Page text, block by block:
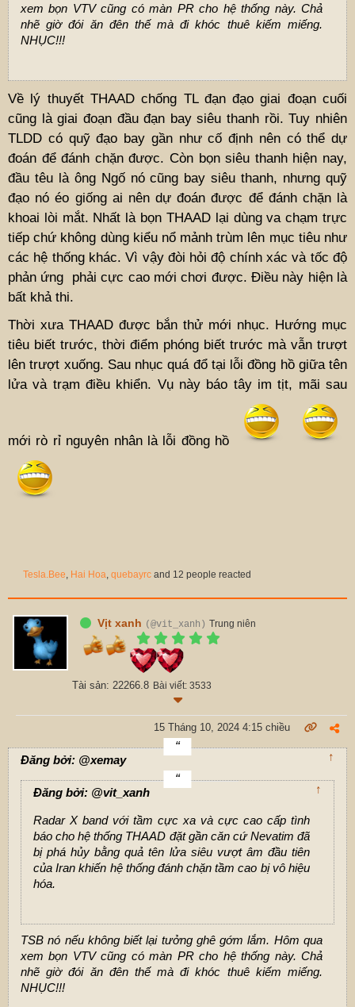
xem bọn VTV cũng có màn PR cho hệ thống này. Chả
nhẽ giờ đói ăn đên thế mà đi khóc thuê kiếm miếng.
NHỤC!!!
Về lý thuyết THAAD chống TL đạn đạo giai đoạn cuối
cũng là giai đoạn đầu đạn bay siêu thanh rồi. Tuy nhiên
TLDD có quỹ đạo bay gần như cố định nên có thể dự
đoán để đánh chặn được. Còn bọn siêu thanh hiện nay,
đầu têu là ông Ngố nó cũng bay siêu thanh, nhưng quỹ
đạo nó éo giống ai nên dự đoán được để đánh chặn là
khoai lòi mắt. Nhất là bọn THAAD lại dùng va chạm trực
tiếp chứ không dùng kiểu nổ mảnh trùm lên mục tiêu như
các hệ thống khác. Vì vậy đòi hỏi độ chính xác và tốc độ
phản ứng phải cực cao mới chơi được. Điều này hiện là
bất khả thi.
Thời xưa THAAD được bắn thử mới nhục. Hướng mục
tiêu biết trước, thời điểm phóng biết trước mà vẫn trượt
lên trượt xuống. Sau nhục quá đổ tại lỗi đồng hồ giữa tên
lửa và trạm điều khiển. Vụ này báo tây im tịt, mãi sau
mới rò rỉ nguyên nhân là lỗi đồng hồ
Tesla.Bee, Hai Hoa, quebayrc and 12 people reacted
Vịt xanh (@vit_xanh) Trung niên
Tài sản: 22266.8 Bài viết: 3533
15 Tháng 10, 2024 4:15 chiều
Đăng bởi: @xemay ↑
Đăng bởi: @vit_xanh ↑
Radar X band với tầm cực xa và cực cao cấp tình
báo cho hệ thống THAAD đặt gần căn cứ Nevatim đã
bị phá hủy bằng quả tên lửa siêu vượt âm đầu tiên
của Iran khiến hệ thống đánh chặn tầm cao bị vô hiệu
hóa.
TSB nó nếu không biết lại tưởng ghê gớm lắm. Hôm qua
xem bọn VTV cũng có màn PR cho hệ thống này. Chả
nhẽ giờ đói ăn đên thế mà đi khóc thuê kiếm miếng.
NHỤC!!!